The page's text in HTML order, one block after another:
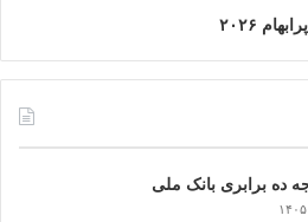
۲۰۲۶
ده برابری بانک ملی